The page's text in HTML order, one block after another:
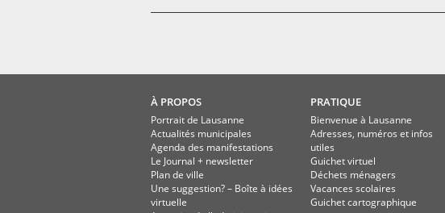
À PROPOS
Portrait de Lausanne
Actualités municipales
Agenda des manifestations
Le Journal + newsletter
Plan de ville
Une suggestion? – Boîte à idées
virtuelle
PRATIQUE
Bienvenue à Lausanne
Adresses, numéros et infos
utiles
Guichet virtuel
Déchets ménagers
Vacances scolaires
Guichet cartographique